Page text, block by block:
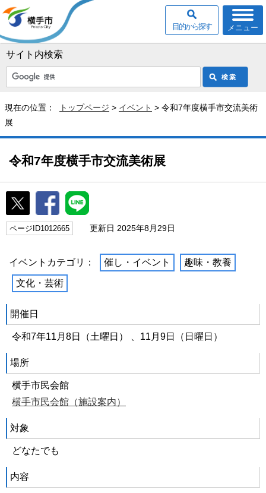
サイト内検索
メニュー
目的から探す
現在の位置： トップページ > イベント > 令和7年度横手市交流美術
展
令和7年度横手市交流美術展
ページID1012665 更新日 2025年8月29日
イベントカテゴリ： 催し・イベント 趣味・教養
文化・芸術
開催日
令和7年11月8日（土曜日） 、11月9日（日曜日）
場所
横手市民会館
横手市民会館（施設案内）
対象
どなたでも
内容